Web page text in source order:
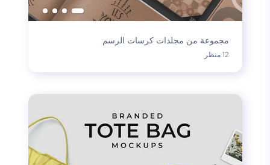
مجموعة من مجلدات كرسات الرسم
12 منظر